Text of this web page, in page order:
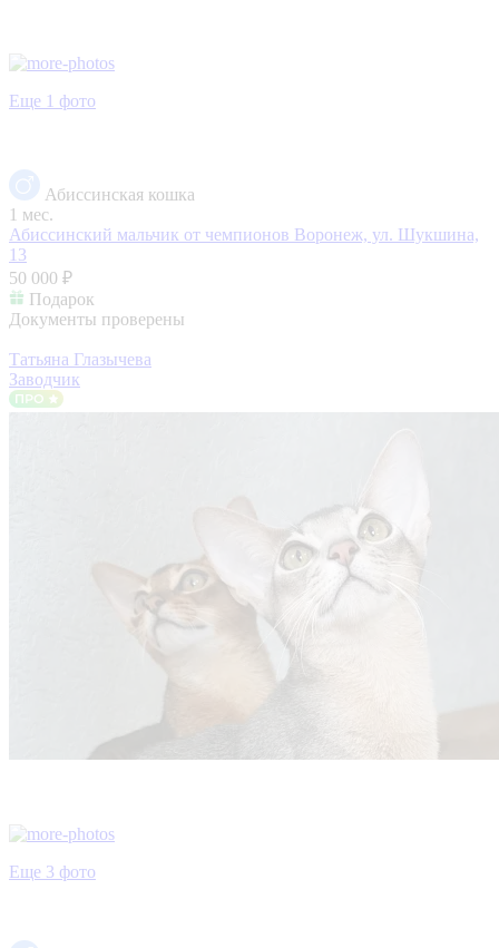
Еще 1 фото
Абиссинская кошка
1 мес.
Абиссинский мальчик от чемпионов Воронеж, ул. Шукшина,
13
50 000 ₽
Подарок
Документы проверены
Татьяна Глазычева
Заводчик
Еще 3 фото